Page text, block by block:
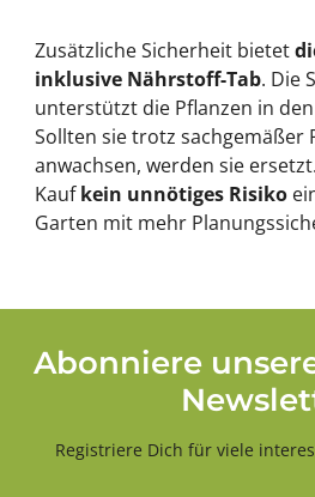
Zusätzliche Sicherheit bietet
inklusive Nährstoff-Tab. Die
unterstützt die Pflanzen in
Sollten sie trotz sachgemäßer
anwachsen, werden sie
Kaufkein unnötiges Risiko
Garten mit mehr
Abonniere
Registriere Dich für viele